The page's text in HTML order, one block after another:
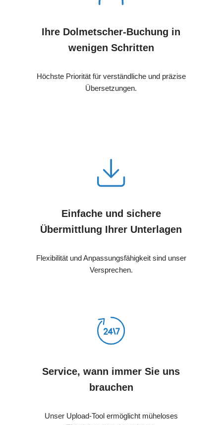
Ihre Dolmetscher-Buchung in
wenigen Schritten
Höchste Priorität für verständliche und präzise
Übersetzungen.
Einfache und sichere
Übermittlung Ihrer Unterlagen
Flexibilität und Anpassungsfähigkeit sind unser
Versprechen.
Service, wann immer Sie uns
brauchen
Unser Upload-Tool ermöglicht müheloses